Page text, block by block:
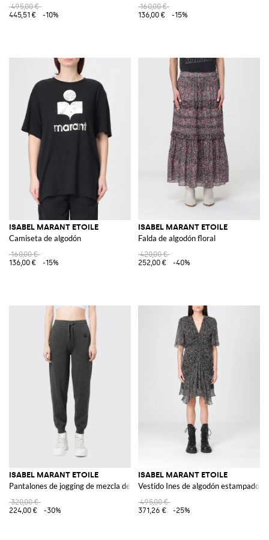
495,00 €
445,51 €
-10%
160,00 €
136,00 €
-15%
ISABEL MARANT ETOILE
Camiseta de algodón
160,00 €
136,00 €
-15%
ISABEL MARANT ETOILE
Falda de algodón floral
420,00 €
252,00 €
-40%
ISABEL MARANT ETOILE
Pantalones de jogging de mezcla de algodón
320,00 €
224,00 €
-30%
ISABEL MARANT ETOILE
Vestido Ines de algodón estampado
495,00 €
371,26 €
-25%